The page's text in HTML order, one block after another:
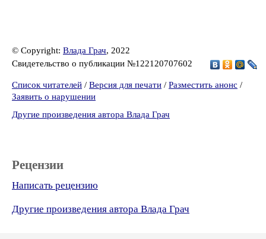
© Copyright: Влада Грач, 2022
Свидетельство о публикации №122120707602
Список читателей / Версия для печати / Разместить анонс /
Заявить о нарушении
Другие произведения автора Влада Грач
Рецензии
Написать рецензию
Другие произведения автора Влада Грач